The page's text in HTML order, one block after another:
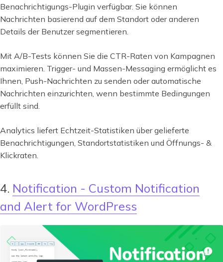
Benachrichtigungs-Plugin verfügbar. Sie können
Nachrichten basierend auf dem Standort oder anderen
Details der Benutzer segmentieren.
Mit A/B-Tests können Sie die CTR-Raten von Kampagnen
maximieren. Trigger- und Massen-Messaging ermöglicht es
Ihnen, Push-Nachrichten zu senden oder automatische
Nachrichten einzurichten, wenn bestimmte Bedingungen
erfüllt sind.
Analytics liefert Echtzeit-Statistiken über gelieferte
Benachrichtigungen, Standortstatistiken und Öffnungs- &
Klickraten.
4. Notification - Custom Notification
and Alert for WordPress